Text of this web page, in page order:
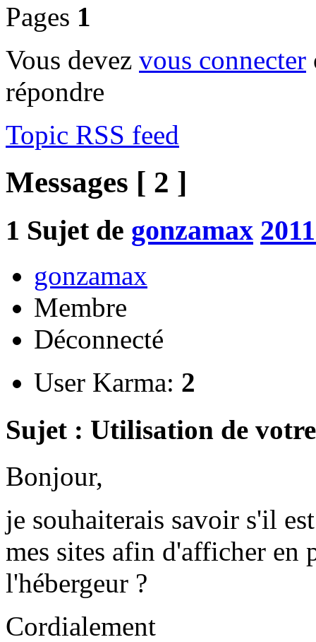
Pages 1
Vous devez vous connecter
répondre
Topic RSS feed
Messages [ 2 ]
1 Sujet de gonzamax
gonzamax
Membre
Déconnecté
User Karma: 2
Sujet : Utilisation de
Bonjour,
je souhaiterais savoir s'il
mes sites afin d'afficher en
l'hébergeur ?
Cordialement